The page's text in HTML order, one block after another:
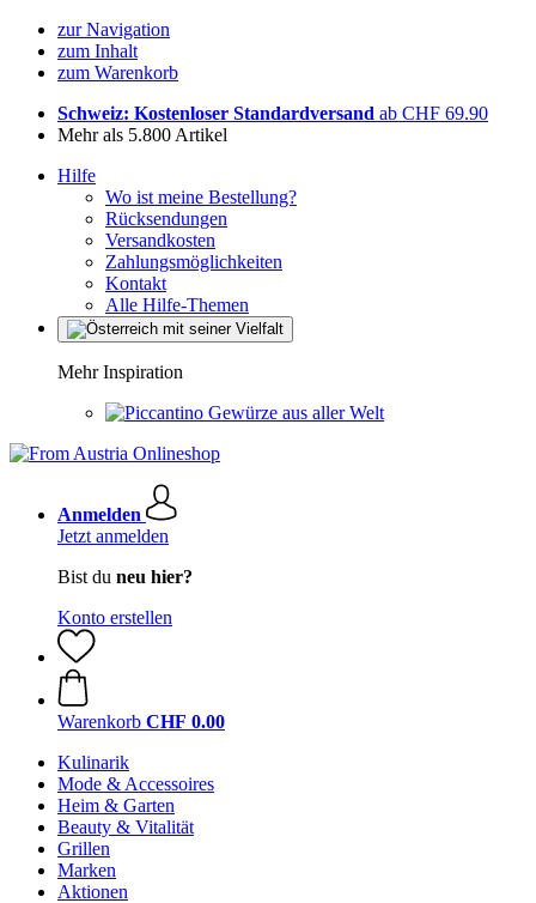
zur Navigation
zum Inhalt
zum Warenkorb
Schweiz: Kostenloser Standardversand ab CHF 69.90
Mehr als 5.800 Artikel
Hilfe
Wo ist meine Bestellung?
Rücksendungen
Versandkosten
Zahlungsmöglichkeiten
Kontakt
Alle Hilfe-Themen
Mehr Inspiration
Gewürze aus aller Welt
Anmelden
Jetzt anmelden
Bist du neu hier?
Konto erstellen
Warenkorb CHF 0.00
Kulinarik
Mode & Accessoires
Heim & Garten
Beauty & Vitalität
Grillen
Marken
Aktionen